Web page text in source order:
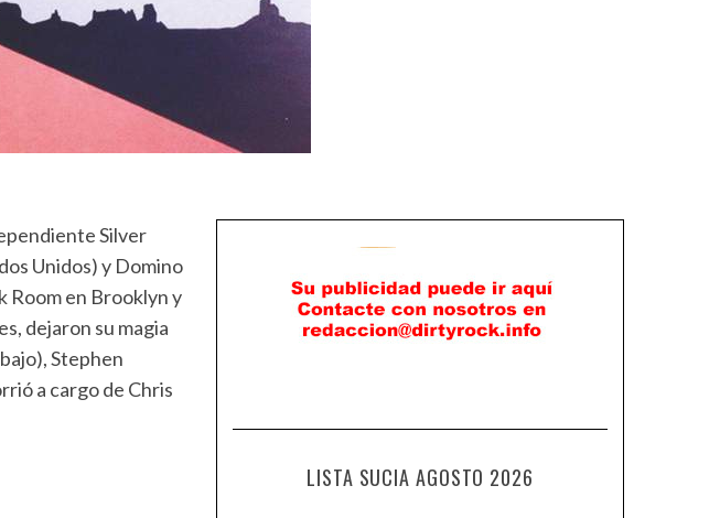
Silver
Unidos) y Domino
Room en Brooklyn y
dejaron su magia
Stephen
a cargo de Chris
LISTA SUCIA AGOSTO 2026